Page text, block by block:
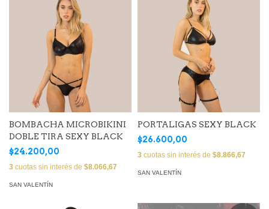
BOMBACHA MICROBIKINI
DOBLE TIRA SEXY BLACK
$24.200,00
3 cuotas sin interés de $8.066,67
SAN VALENTÍN
PORTALIGAS SEXY BLACK
$26.600,00
3 cuotas sin interés de $8.866,67
SAN VALENTÍN